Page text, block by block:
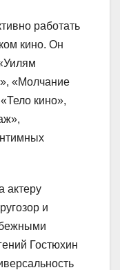
работать
кино. Он
«Молчание
кино»,
актеру
и
Гостюхин